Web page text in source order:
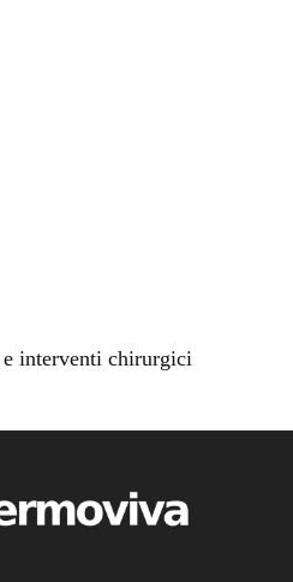
interventi chirurgici